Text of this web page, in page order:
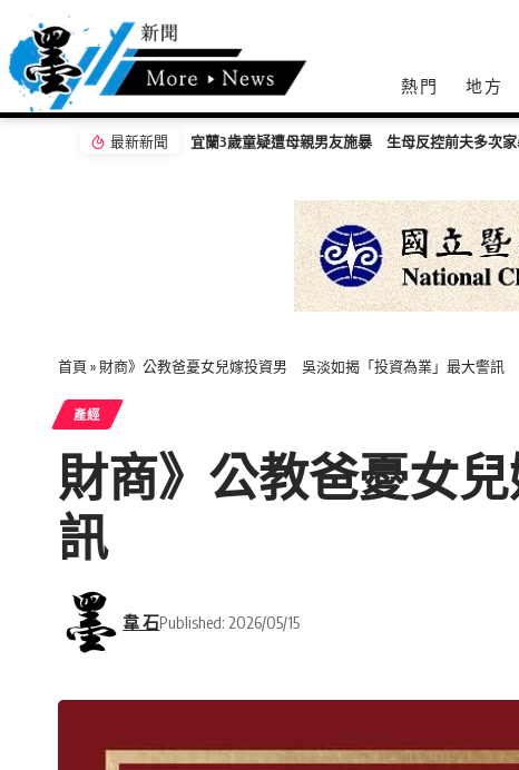
熱門 地方
最新新聞 宜蘭3歲童疑遭母親男友施暴 生母反控前夫多次家
首頁 » 財商》公教爸憂女兒嫁投資男 吳淡如揭「投資為業」最大警訊
產經
財商》公教爸憂女
訊
韋 石Published: 2026/05/15